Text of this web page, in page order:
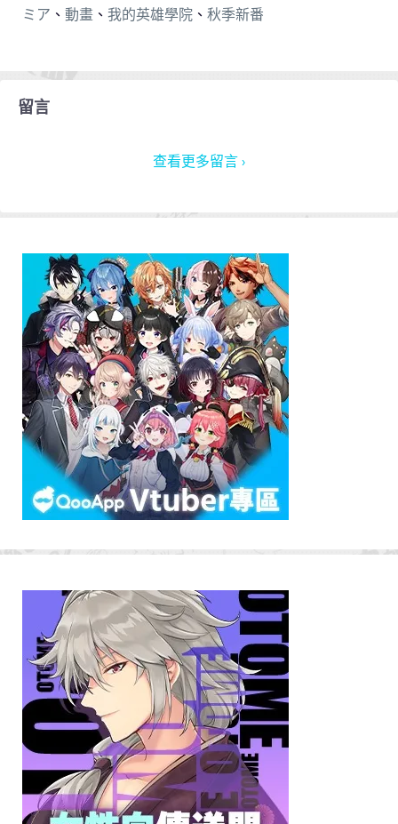
ミア 、 動畫 、 我的英雄學院 、 秋季新番
留言
查看更多留言 ›